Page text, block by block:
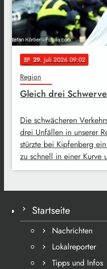
notes 29. Juli 2026 09:02
Region
Gleich drei
Die schwächeren
drei Unfällen in unserer
stürzte bei Kipfenberg
zu schnell in einer Kurve
Startseite
Nachrichten
Lokalreporter
Tipps und Infos